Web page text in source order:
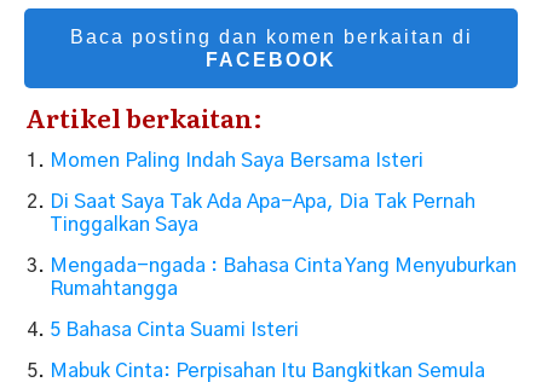
Baca posting dan komen berkaitan di
FACEBOOK
Artikel berkaitan:
Momen Paling Indah Saya Bersama Isteri
Di Saat Saya Tak Ada Apa-Apa, Dia Tak Pernah
Tinggalkan Saya
Mengada-ngada : Bahasa Cinta Yang Menyuburkan
Rumahtangga
5 Bahasa Cinta Suami Isteri
Mabuk Cinta: Perpisahan Itu Bangkitkan Semula